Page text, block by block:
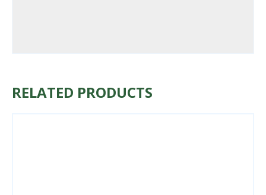
RELATED PRODUCTS